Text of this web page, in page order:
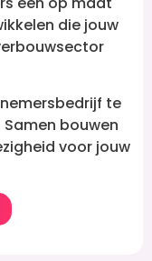
die jouw
te
bouwen
voor jouw